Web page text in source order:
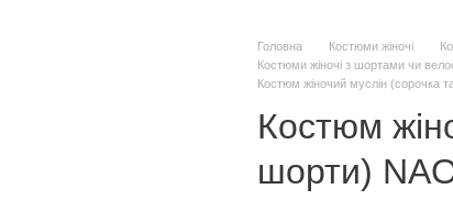
Головна Костюми жіночі
Костюми жіночі з шортами чи
Костюм жіночий муслін (сорочка
Костюм
шорти)